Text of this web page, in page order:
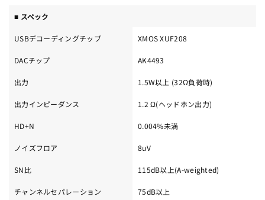
■ スペック
USBデコーディングチップ XMOS XUF208
DACチップ AK4493
出力 1.5W以上 (32Ω負荷時)
出力インピーダンス 1.2 Ω(ヘッドホン出力)
HD+N 0.004%未満
ノイズフロア 8uV
SN比 115dB以上(A-weighted)
チャンネルセパレーション 75dB以上